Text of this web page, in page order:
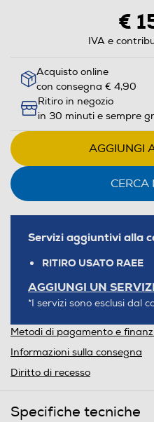
€
IVA e
Acquisto online
con consegna € 4,90
Ritiro in negozio
in 30 minuti e sempre
AGGIUNGI
CERCA
Servizi aggiuntivi alla
RITIRO USATO RAEE
AGGIUNGI UN
*I servizi sono esclusi dal
Metodi di pagamento e
Informazioni sulla consegna
Diritto di recesso
Specifiche tecniche